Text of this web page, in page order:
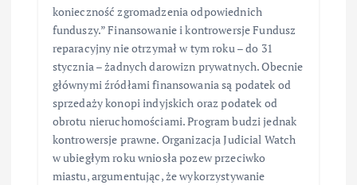
konieczność zgromadzenia odpowiednich
funduszy.” Finansowanie i kontrowersje Fundusz
reparacyjny nie otrzymał w tym roku – do 31
stycznia – żadnych darowizn prywatnych. Obecnie
głównymi źródłami finansowania są podatek od
sprzedaży konopi indyjskich oraz podatek od
obrotu nieruchomościami. Program budzi jednak
kontrowersje prawne. Organizacja Judicial Watch
w ubiegłym roku wniosła pozew przeciwko
miastu, argumentując, że wykorzystywanie